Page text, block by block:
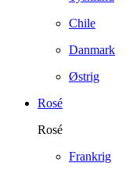
Chile
Danmark
Østrig
Rosé
Rosé
Frankrig